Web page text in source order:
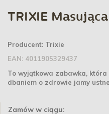
TRIXIE
Producent: Trixie
EAN: 4011905329437
To wyjątkowa zabawka,
dbaniem o zdrowie jamy
Zamów w ciągu: